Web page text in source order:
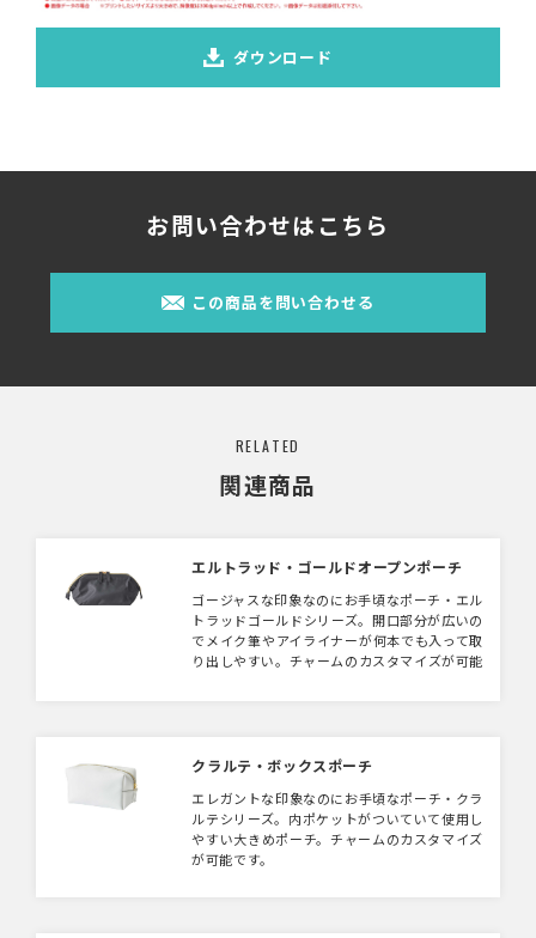
ダウンロード
お問い合わせはこちら
この商品を問い合わせる
RELATED
関連商品
エルトラッド・ゴールドオープンポーチ
ゴージャスな印象なのにお手頃なポーチ・エル
トラッドゴールドシリーズ。開口部分が広いの
でメイク筆やアイライナーが何本でも入って取
り出しやすい。チャームのカスタマイズが可能
クラルテ・ボックスポーチ
エレガントな印象なのにお手頃なポーチ・クラ
ルテシリーズ。内ポケットがついていて使用し
やすい大きめポーチ。チャームのカスタマイズ
が可能です。